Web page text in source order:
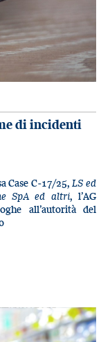
di incidenti
Case C‑17/25,LS ed
SpA ed altri, l’AG
all’autorità del